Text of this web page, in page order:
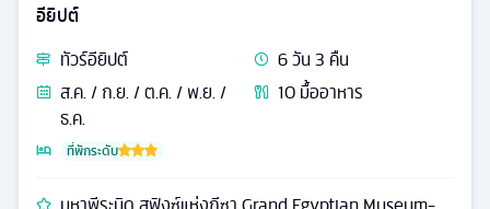
อียิปต์
ทัวร์อียิปต์ 6วัน3 คืน
ส.ค. / ก.ย. / ต.ค. / พ.ย. /
ธ.ค.
10มื้ออาหาร
ที่พักระดับ